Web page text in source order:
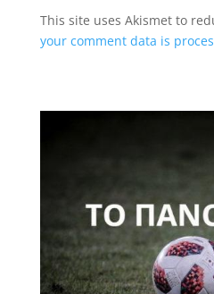
This site uses Akismet to
your comment data is